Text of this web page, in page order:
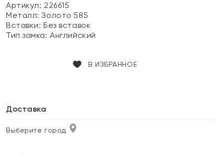
Артикул: 226615
Металл:Золото 585
Вставки:Без вставок
Тип замка:Английский
В ИЗБРАННОЕ
Доставка
Выберите город